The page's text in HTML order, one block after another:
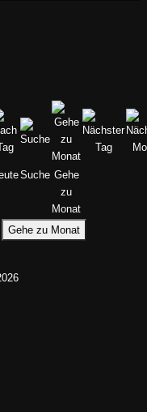
Suche Gehe
zu
Monat
Gehe zu Monat